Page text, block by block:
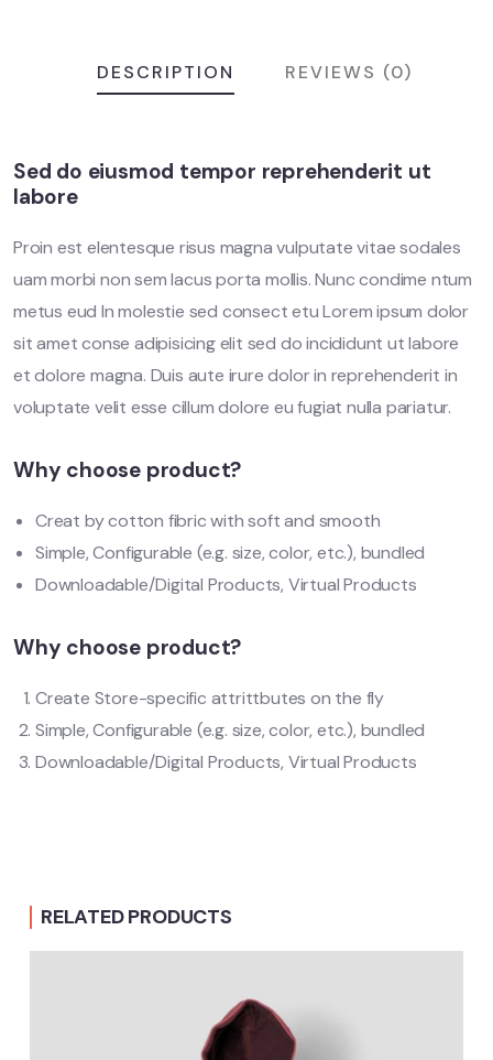
DESCRIPTION REVIEWS (0)
Sed do eiusmod tempor reprehenderit ut
labore
Proin est elentesque risus magna vulputate vitae sodales
uam morbi non sem lacus porta mollis. Nunc condime ntum
metus eud In molestie sed consect etu Lorem ipsum dolor
sit amet conse adipisicing elit sed do incididunt ut labore
et dolore magna. Duis aute irure dolor in reprehenderit in
voluptate velit esse cillum dolore eu fugiat nulla pariatur.
Why choose product?
Creat by cotton fibric with soft and smooth
Simple, Configurable (e.g. size, color, etc.), bundled
Downloadable/Digital Products, Virtual Products
Why choose product?
Create Store-specific attrittbutes on the fly
Simple, Configurable (e.g. size, color, etc.), bundled
Downloadable/Digital Products, Virtual Products
RELATED PRODUCTS